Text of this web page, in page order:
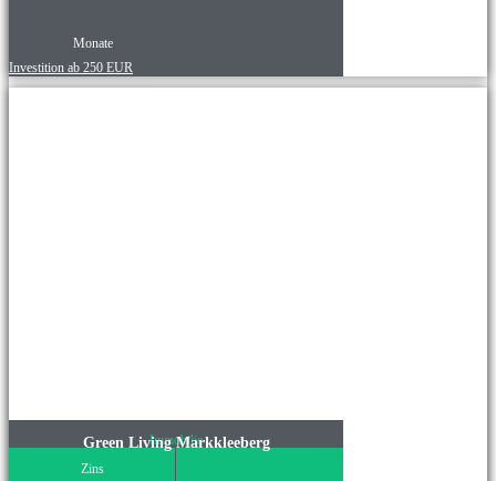
Monate
Investition ab 250 EUR
Immobilie
Green Living Markkleeberg
Zins